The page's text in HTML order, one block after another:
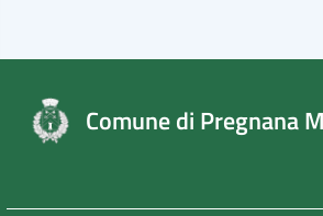
Comune di Pregnana